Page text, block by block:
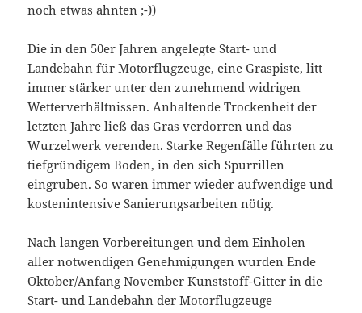
noch etwas ahnten ;-))
Die in den 50er Jahren angelegte Start- und
Landebahn für Motorflugzeuge, eine Graspiste, litt
immer stärker unter den zunehmend widrigen
Wetterverhältnissen. Anhaltende Trockenheit der
letzten Jahre ließ das Gras verdorren und das
Wurzelwerk verenden. Starke Regenfälle führten zu
tiefgründigem Boden, in den sich Spurrillen
eingruben. So waren immer wieder aufwendige und
kostenintensive Sanierungsarbeiten nötig.
Nach langen Vorbereitungen und dem Einholen
aller notwendigen Genehmigungen wurden Ende
Oktober/Anfang November Kunststoff-Gitter in die
Start- und Landebahn der Motorflugzeuge